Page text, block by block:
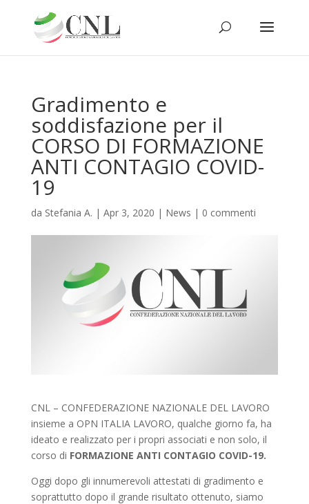
Gradimento e
soddisfazione per il
CORSO DI FORMAZIONE
ANTI CONTAGIO COVID-
19
da Stefania A. | Apr 3, 2020 | News | 0 commenti
CNL – CONFEDERAZIONE NAZIONALE DEL LAVORO
insieme a OPN ITALIA LAVORO, qualche giorno fa, ha
ideato e realizzato per i propri associati e non solo, il
corso di FORMAZIONE ANTI CONTAGIO COVID-19.
Oggi dopo gli innumerevoli attestati di gradimento e
soprattutto dopo il grande risultato ottenuto, siamo